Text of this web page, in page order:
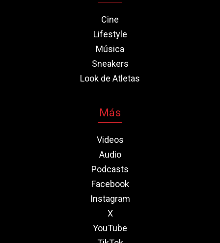
Cine
Lifestyle
Música
Sneakers
Look de Atletas
Más
Videos
Audio
Podcasts
Facebook
Instagram
X
YouTube